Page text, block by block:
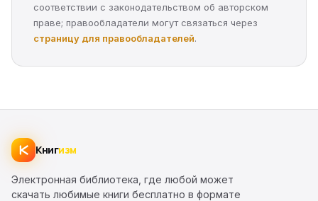
соответствии с законодательством об авторском
праве; правообладатели могут связаться через
страницу для правообладателей.
Книгизм
Электронная библиотека, где любой может
скачать любимые книги бесплатно в формате